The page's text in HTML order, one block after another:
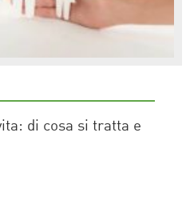
di cosa si tratta e